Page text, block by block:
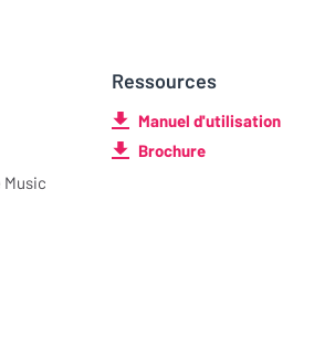
Music
Ressources
Manuel d'utilisation
Brochure